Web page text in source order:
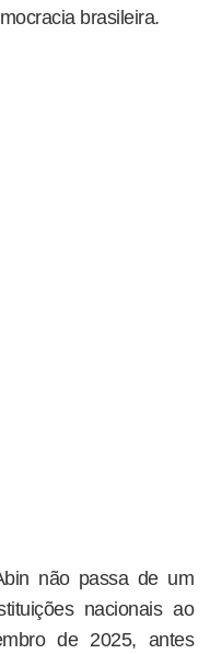
brasileira.
não passa de um
nacionais ao
de 2025, antes